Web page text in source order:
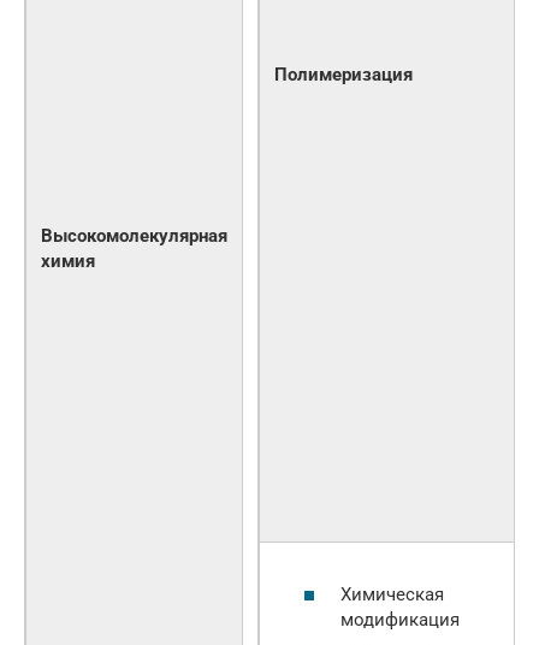
Высокомолекулярная
химия
Полимеризация
Химическая
модификация